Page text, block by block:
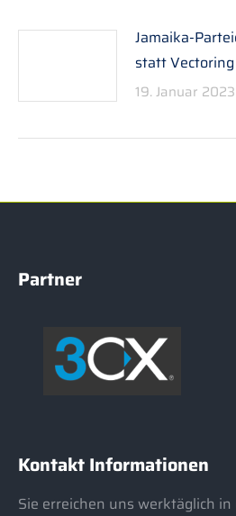
Jamaika-
statt Vectoring
19. Januar 2023
Partner
Kontakt Informationen
Sie erreichen uns werktäglich